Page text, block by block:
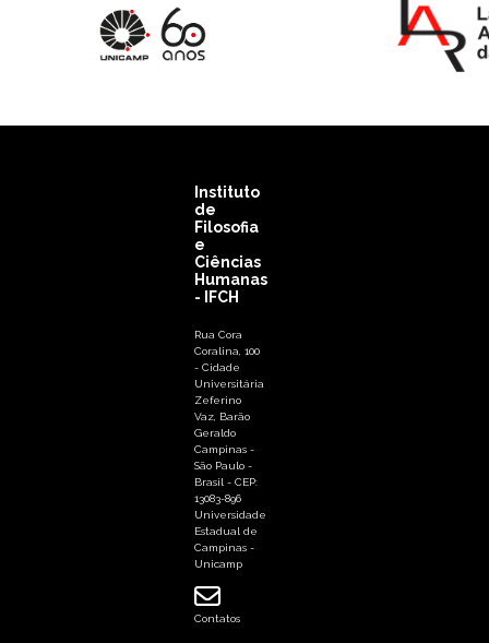
Instituto
de
Filosofia
e
Ciências
Humanas
- IFCH
Rua Cora
Coralina, 100
- Cidade
Universitária
Zeferino
Vaz, Barão
Geraldo
Campinas -
São Paulo -
Brasil - CEP:
13083-896
Universidade
Estadual de
Campinas -
Unicamp
Contatos